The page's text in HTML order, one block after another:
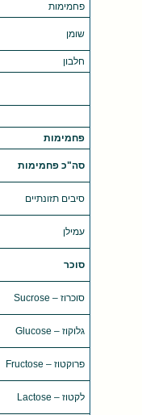
פחמימות
שומן
חלבון
פחמימות
סה"כ פחמימות
סיבים תזונתיים
עמילן
סוכר
סוכרוז – Sucrose
גלוקוז – Glucose
פרוקטוז – Fructose
לקטוז – Lactose